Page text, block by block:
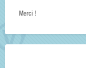
Merci !